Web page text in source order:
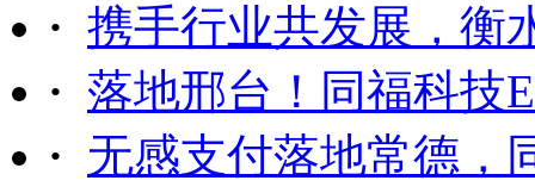
· 携手行业共发展，衡
· 落地邢台！同福科技
· 无感支付落地常德，